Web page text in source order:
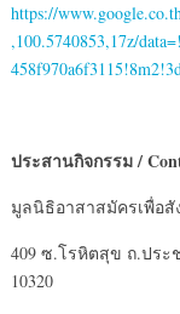
https://
,100.5740853,17z/
ประสานกิจกรรม/
มูลนิธิอาสาสมัครเพื่อสั
409 ซ.โรหิตสุข ถ.ประ
10320